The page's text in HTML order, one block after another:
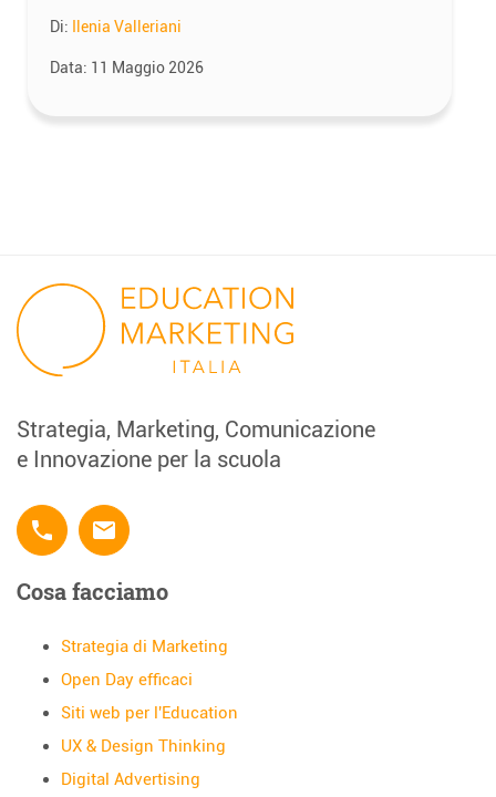
Di: Ilenia Valleriani
Data: 11 Maggio 2026
Strategia, Marketing, Comunicazione
e Innovazione per la scuola
phone email
Cosa facciamo
Strategia di Marketing
Open Day efficaci
Siti web per l'Education
UX & Design Thinking
Digital Advertising